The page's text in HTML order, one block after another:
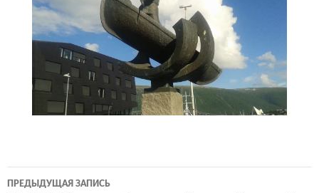
Навигация
ПРЕДЫДУЩАЯ ЗАПИСЬ